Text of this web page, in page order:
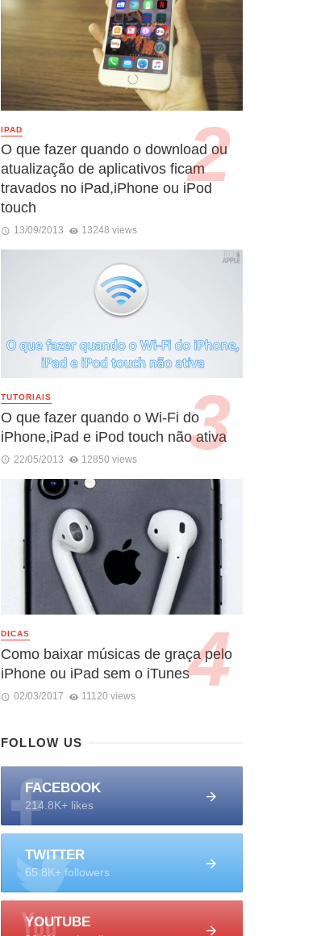
IPAD
O que fazer quando o download ou
atualização de aplicativos ficam
travados no iPad,iPhone ou iPod
touch
13/09/2013 13248 views
TUTORIAIS
O que fazer quando o Wi-Fi do
iPhone,iPad e iPod touch não ativa
22/05/2013 12850 views
DICAS
Como baixar músicas de graça pelo
iPhone ou iPad sem o iTunes
02/03/2017 11120 views
FOLLOW US
FACEBOOK
214.8K+ likes
TWITTER
65.8K+ followers
YOUTUBE